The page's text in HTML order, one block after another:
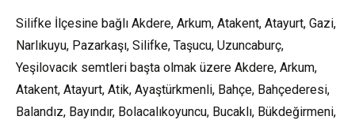
Silifke İlçesine bağlı Akdere, Arkum, Atakent, Atayurt, Gazi,
Narlıkuyu, Pazarkaşı, Silifke, Taşucu, Uzuncaburç,
Yeşilovacık semtleri başta olmak üzere Akdere, Arkum,
Atakent, Atayurt, Atik, Ayaştürkmenli, Bahçe, Bahçederesi,
Balandız, Bayındır, Bolacalıkoyuncu, Bucaklı, Bükdeğirmeni,